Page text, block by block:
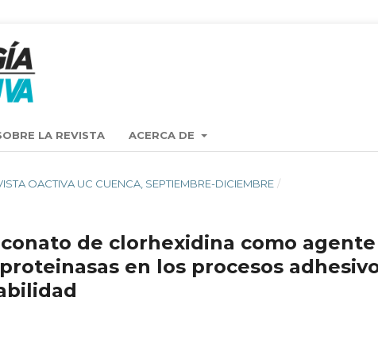
LA REVISTA ACERCA DE
OACTIVA UC CUENCA, SEPTIEMBRE-DICIEMBRE /
de clorhexidina como agente
en los procesos